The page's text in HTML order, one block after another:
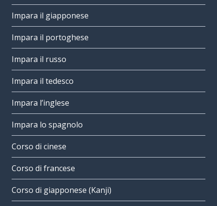
Impara il giapponese
Impara il portoghese
Impara il russo
Impara il tedesco
Impara l’inglese
Impara lo spagnolo
Corso di cinese
Corso di francese
Corso di giapponese (Kanji)